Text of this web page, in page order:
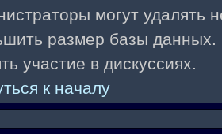
могут удалять
размер базы данных.
участие в дискуссиях.
к началу